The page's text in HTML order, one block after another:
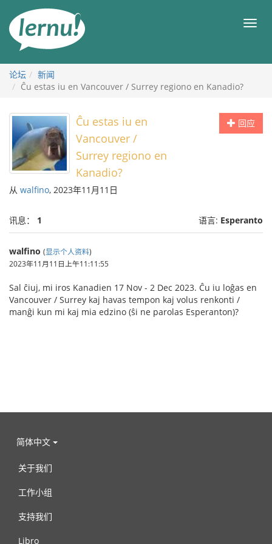
目
论坛
新闻
Ĉu estas iu en Vancouver / Surrey regiono en Kanadio?
回应
Ĉu estas iu en
Vancouver /
Surrey regiono en
Kanadio?
从 walfino, 2023年11月11日
讯息： 1 语言: Esperanto
walfino (显示个人资料)
2023年11月11日上午11:11:55
Sal ĉiuj, mi iros Kanadien 17 Nov - 2 Dec 2023. Ĉu iu loĝas en
Vancouver / Surrey kaj havas tempon kaj volus renkonti /
manĝi kun mi kaj mia edzino (ŝi ne parolas Esperanton)?
简体中文
关于我们
工作小组
支持我们
Libro